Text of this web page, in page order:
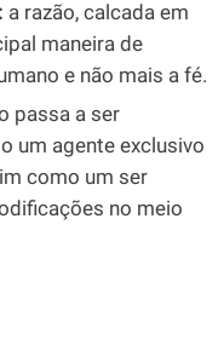
a razão, calcada em
maneira de
e não mais a fé.
passa a ser
um agente exclusivo
como um ser
no meio